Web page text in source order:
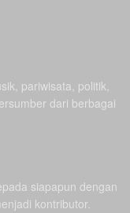
pariwisata, politik,
dari berbagai
siapapun dengan
kontributor.